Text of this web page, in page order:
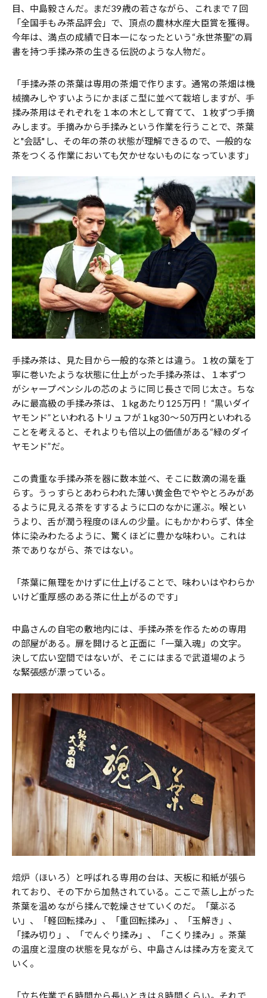
目、中島毅さんだ。まだ39歳の若さながら、これまで７回
「全国手もみ茶品評会」で、頂点の農林水産大臣賞を獲得。
今年は、満点の成績で日本一になったという“永世茶聖”の肩
書を持つ手揉み茶の生きる伝説のような人物だ。
「手揉み茶の茶葉は専用の茶畑で作ります。通常の茶畑は機
械摘みしやすいようにかまぼこ型に並べて栽培しますが、手
揉み茶用はそれぞれを１本の木として育てて、１枚ずつ手摘
みします。手摘みから手揉みという作業を行うことで、茶葉
と"会話"し、その年の茶の状態が理解できるので、一般的な
茶をつくる作業においても欠かせないものになっています」
手揉み茶は、見た目から一般的な茶とは違う。１枚の葉を丁
寧に巻いたような状態に仕上がった手揉み茶は、１本ずつ
がシャープペンシルの芯のように同じ長さで同じ太さ。ちな
みに最高級の手揉み茶は、１kgあたり125万円！ “黒いダイ
ヤモンド”といわれるトリュフが１kg30〜50万円といわれる
ことを考えると、それよりも倍以上の価値がある“緑のダイ
ヤモンド”だ。
この貴重な手揉み茶を器に数本並べ、そこに数滴の湯を垂
らす。うっすらとあわらわれた薄い黄金色でややとろみがあ
るように見える茶をすするように口のなかに運ぶ。喉とい
うより、舌が潤う程度のほんの少量。にもかかわらず、体全
体に染みわたるように、驚くほどに豊かな味わい。これは
茶でありながら、茶ではない。
「茶葉に無理をかけずに仕上げることで、味わいはやわらか
いけど重厚感のある茶に仕上がるのです」
中島さんの自宅の敷地内には、手揉み茶を作るための専用
の部屋がある。扉を開けると正面に「一葉入魂」の文字。
決して広い空間ではないが、そこにはまるで武道場のよう
な緊張感が漂っている。
焙炉（ほいろ）と呼ばれる専用の台は、天板に和紙が張ら
れており、その下から加熱されている。ここで蒸し上がった
茶葉を温めながら揉んで乾燥させていくのだ。「葉ぶる
い」、「軽回転揉み」、「重回転揉み」、「玉解き」、
「揉み切り」、「でんぐり揉み」、「こくり揉み」。茶葉
の温度と湿度の状態を見ながら、中島さんは揉み方を変えて
いく。
「立ち作業で６時間から長いときは８時間くらい。それで